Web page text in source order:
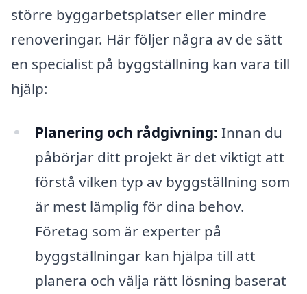
större byggarbetsplatser eller mindre
renoveringar. Här följer några av de sätt
en specialist på byggställning kan vara till
hjälp:
Planering och rådgivning: Innan du
påbörjar ditt projekt är det viktigt att
förstå vilken typ av byggställning som
är mest lämplig för dina behov.
Företag som är experter på
byggställningar kan hjälpa till att
planera och välja rätt lösning baserat